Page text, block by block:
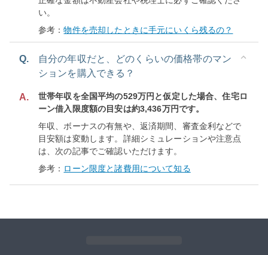
い。
参考：物件を売却したときに手元にいくら残るの？
Q.
自分の年収だと、どのくらいの価格帯のマン
ションを購入できる？
A.
世帯年収を全国平均の529万円と仮定した場合、住宅ロ
ーン借入限度額の目安は約3,436万円です。
年収、ボーナスの有無や、返済期間、審査金利などで
目安額は変動します。詳細シミュレーションや注意点
は、次の記事でご確認いただけます。
参考： ローン限度と諸費用について知る